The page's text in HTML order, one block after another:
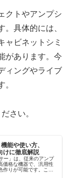
クトやアンプシ
。具体的には、
ャビネットシミ
があります。今
ィングやライブ
。
さい。
能や使い方、
けに徹底解説
ー」は、従来のアンプ
価格な機器で、汎用性
作りが可能です。この